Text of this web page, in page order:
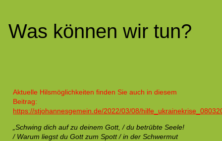
Was können wir tun?
Aktuelle Hilsmöglichkeiten finden Sie auch in diesem
Beitrag:
https://stjohannesgemein.de/2022/03/08/
„Schwing dich auf zu deinem Gott, / du betrübte Seele!
/ Warum liegst du Gott zum Spott / in der Schwermut